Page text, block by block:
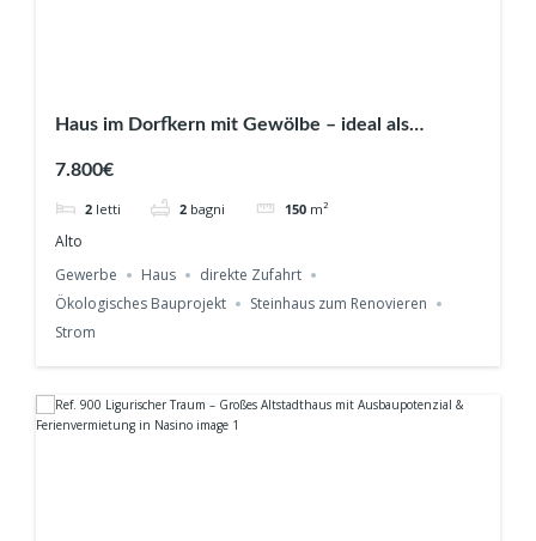
Haus im Dorfkern mit Gewölbe – ideal als
7.800€
2 letti 2 bagni 150 m²
Alto
Gewerbe
Haus
direkte Zufahrt
Ökologisches Bauprojekt
Steinhaus zum Renovieren
Strom